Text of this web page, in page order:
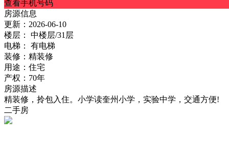
查看手机号码
房源信息
更新： 2026-06-10
楼层：
中楼层/31层
电梯：
有电梯
装修： 精装修
用途： 住宅
产权： 70年
房源描述
精装修，拎包入住。小学读奎州小学，实验中学，交通方便!
二手房